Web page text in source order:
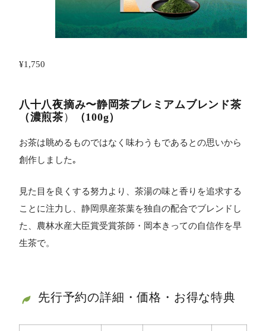
¥1,750
八十八夜摘み〜静岡茶プレミアムブレンド茶
（濃煎茶 ） （100g）
お茶は眺めるものではなく味わうもであるとの思いから
創作しました｡
見た目を良くする努力より、茶湯の味と香りを追求する
ことに注力し、静岡県産茶葉を独自の配合でブレンドし
た、農林水産大臣賞受賞茶師・岡本きっての自信作を早
生茶で。
先行予約の詳細・価格・お得な特典